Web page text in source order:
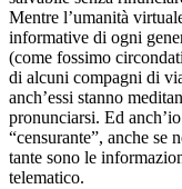
Mentre l’umanità
informative di ogni
(come fossimo
di alcuni compagni di
anch’essi stanno
pronunciarsi. Ed
“censurante”, anche se
tante sono le
telematico.